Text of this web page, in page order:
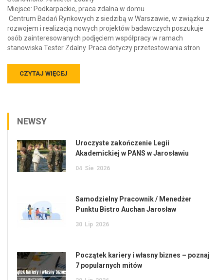
Miejsce: Podkarpackie, praca zdalna w domu
Centrum Badań Rynkowych z siedzibą w Warszawie, w związku z
rozwojem i realizacją nowych projektów badawczych poszukuje
osób zainteresowanych podjęciem współpracy w ramach
stanowiska Tester Zdalny. Praca dotyczy przetestowania stron
CZYTAJ WIĘCEJ
NEWSY
Uroczyste zakończenie Legii
Akademickiej w PANS w Jarosławiu
04 Sie 2026
Samodzielny Pracownik / Menedżer
Punktu Bistro Auchan Jarosław
30 Lip 2026
Początek kariery i własny biznes – poznaj
7 popularnych mitów